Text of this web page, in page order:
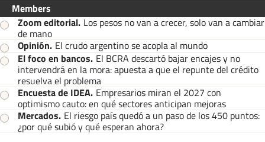
Members
Zoom editorial. Los pesos no van a crecer, solo van a cambiar
de mano
Opinión. El crudo argentino se acopla al mundo
El foco en bancos. El BCRA descartó bajar encajes y no
intervendrá en la mora: apuesta a que el repunte del crédito
resuelva el problema
Encuesta de IDEA. Empresarios miran el 2027 con
optimismo cauto: en qué sectores anticipan mejoras
Mercados. El riesgo país quedó a un paso de los 450 puntos:
¿por qué subió y qué esperan ahora?